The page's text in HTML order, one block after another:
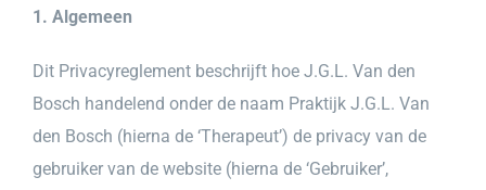
1. Algemeen
Dit Privacyreglement beschrijft hoe J.G.L. Van den
Bosch handelend onder de naam Praktijk J.G.L. Van
den Bosch (hierna de ‘Therapeut’) de privacy van de
gebruiker van de website (hierna de ‘Gebruiker’,